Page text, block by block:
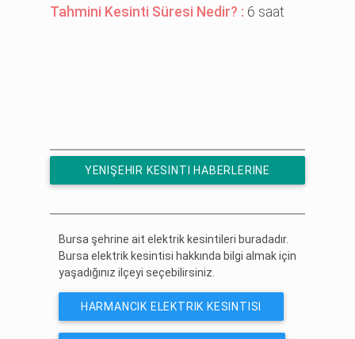
Tahmini Kesinti Süresi Nedir? : 6 saat
YENIŞEHIR KESINTI HABERLERINE
Bursa şehrine ait elektrik kesintileri buradadır.
Bursa elektrik kesintisi hakkında bilgi almak için
yaşadığınız ilçeyi seçebilirsiniz.
HARMANCIK ELEKTRIK KESINTISI